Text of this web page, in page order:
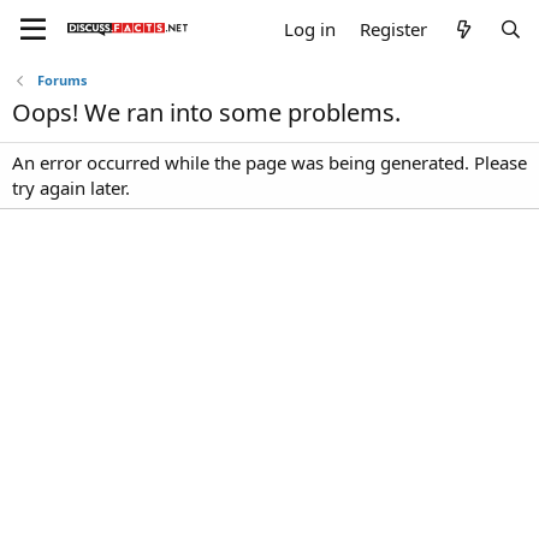
Log in Register
Forums
Oops! We ran into some problems.
An error occurred while the page was being generated. Please
try again later.